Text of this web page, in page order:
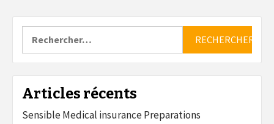
Articles récents
Sensible Medical insurance Preparations